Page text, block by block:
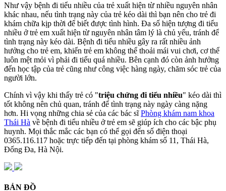
Như vậy bệnh đi tiểu nhiều của trẻ xuất hiện từ nhiều nguyên nhân
khác nhau, nếu tình trạng này của trẻ kéo dài thì bạn nên cho trẻ đi
khám chữa kịp thời để biết được tình hình. Đa số hiện tượng đi tiểu
nhiều ở trẻ em xuất hiện từ nguyên nhân tâm lý là chủ yếu, tránh để
tình trạng này kéo dài. Bệnh đi tiểu nhiều gây ra rất nhiều ảnh
hưởng cho trẻ em, khiến trẻ em không thể thoải mái vui chơi, cơ thể
luôn mệt mỏi vì phải đi tiểu quá nhiều. Bên cạnh đó còn ảnh hưởng
đến học tập của trẻ cũng như công việc hàng ngày, chăm sóc trẻ của
người lớn.
Chính vì vậy khi thấy trẻ có "triệu chứng đi tiểu nhiều" kéo dài thì
tốt không nên chủ quan, tránh để tình trạng này ngày càng nặng
hơn. Hi vọng những chia sẻ của các bác sĩPhòng khám nam khoa
Thái Hà về bệnh đi tiểu nhiều ở trẻ em sẽ giúp ích cho các bậc phụ
huynh. Mọi thắc mắc các bạn có thể gọi đến số điện thoại
0365.116.117 hoặc trực tiếp đến tại phòng khám số 11, Thái Hà,
Đống Đa, Hà Nội.
BẢN ĐỒ